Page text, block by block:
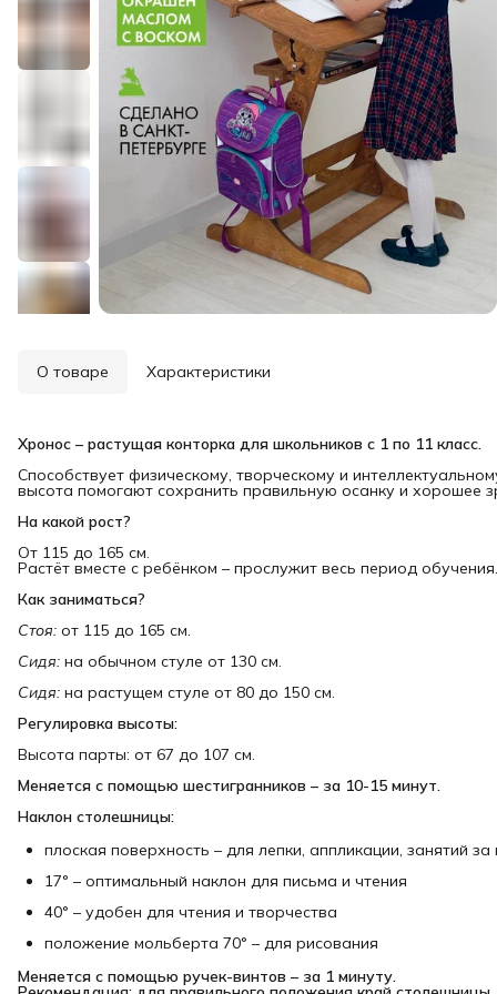
О товаре Характеристики
Хронос – растущая конторка для школьников с 1 по 11 класс.
Способствует физическому, творческому и
высота помогают сохранить правильную осанку и хорошее
На какой рост?
От 115 до 165 см.
Растёт вместе с ребёнком – прослужит весь период обучения.
Как заниматься?
Стоя: от 115 до 165 см.
Сидя: на обычном стуле от 130 см.
Сидя: на растущем стуле от 80 до 150 см.
Регулировка высоты:
Высота парты: от 67 до 107 см.
Меняется с помощью шестигранников – за 10-15 минут.
Наклон столешницы:
плоская поверхность – для лепки, аппликации, занятий
17° – оптимальный наклон для письма и чтения
40° – удобен для чтения и творчества
положение мольберта 70° – для рисования
Меняется с помощью ручек-винтов – за 1 минуту.